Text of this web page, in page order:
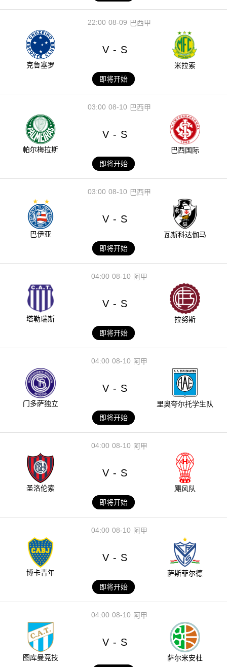
08-09
22:00 巴西甲
克鲁塞罗
V - S
米拉索
即将开始
08-10
03:00 巴西甲
帕尔梅拉斯
V - S
巴西国际
即将开始
08-10
03:00 巴西甲
巴伊亚
V - S
瓦斯科达伽马
即将开始
08-10
04:00 阿甲
塔勒瑞斯
V - S
拉努斯
即将开始
08-10
04:00 阿甲
门多萨独立
V - S
里奥夸尔托学生队
即将开始
08-10
04:00 阿甲
圣洛伦索
V - S
飓风队
即将开始
08-10
04:00 阿甲
博卡青年
V - S
萨斯菲尔德
即将开始
08-10
04:00 阿甲
图库曼竞技
V - S
萨尔米安杜